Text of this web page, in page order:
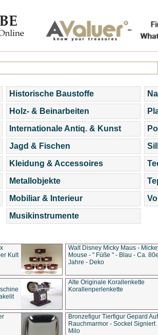
Historische Baustoffe
Holz- & Beinarbeiten
Internationale Antiq. & Kunst
Jagd & Fischen
Kleidung & Accessoires
Metallobjekte
Mobiliar & Interieur
Musikinstrumente
Kult
Walt Disney Micky Maus -
Mouse - " Füße " - Blau - Ca.
Jahre - Deko
Alte Originale Korallenkette
Korallenperlenkette
Bronzefigur Tierfigur Gepard Auf
Rauchmarmor - Sockel Signiert
Milo